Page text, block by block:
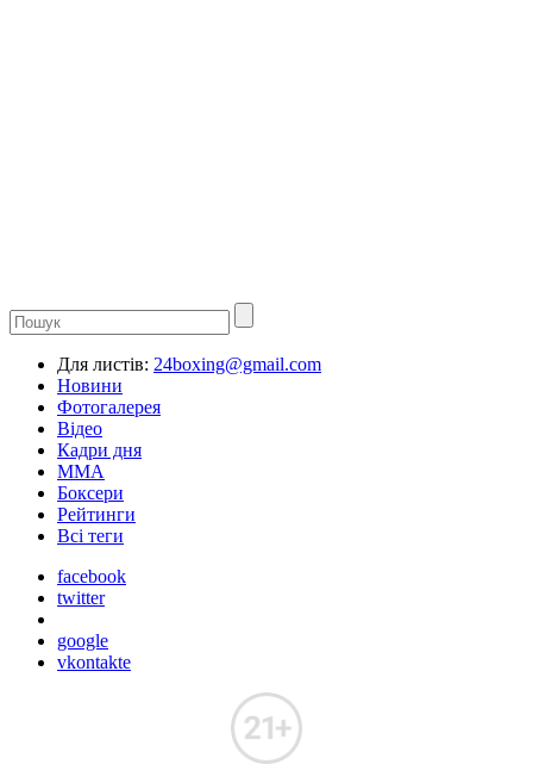
Для листів: 24boxing@gmail.com
Новини
Фотогалерея
Відео
Кадри дня
ММА
Боксери
Рейтинги
Всі теги
facebook
twitter
google
vkontakte